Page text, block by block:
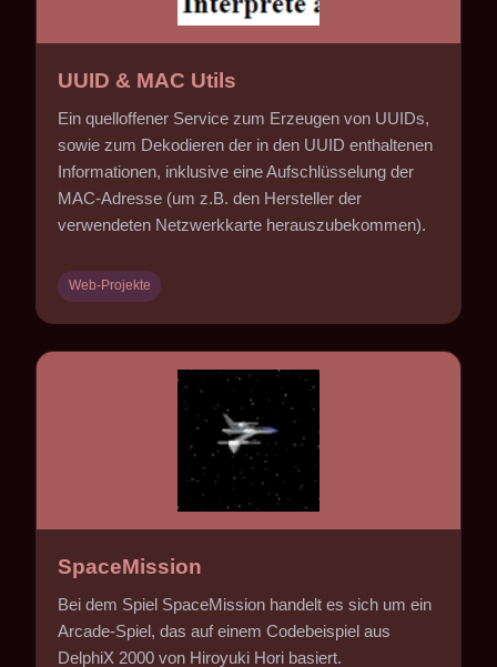
UUID & MAC Utils
Ein quelloffener Service zum Erzeugen von UUIDs,
sowie zum Dekodieren der in den UUID enthaltenen
Informationen, inklusive eine Aufschlüsselung der
MAC-Adresse (um z.B. den Hersteller der
verwendeten Netzwerkkarte herauszubekommen).
Web-Projekte
SpaceMission
Bei dem Spiel SpaceMission handelt es sich um ein
Arcade-Spiel, das auf einem Codebeispiel aus
DelphiX 2000 von Hiroyuki Hori basiert.